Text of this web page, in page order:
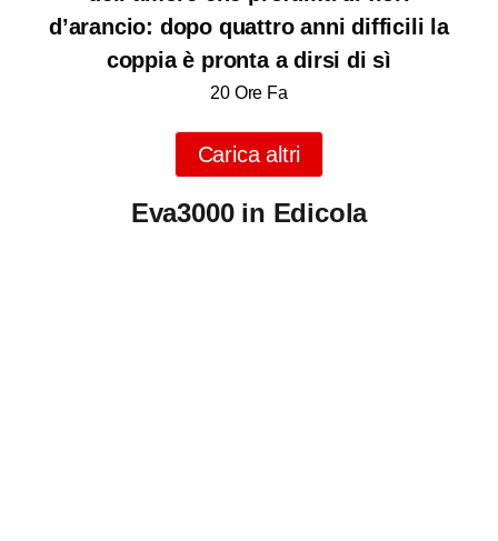
d’arancio: dopo quattro anni difficili la
coppia è pronta a dirsi di sì
20 Ore Fa
Carica altri
Eva3000 in Edicola